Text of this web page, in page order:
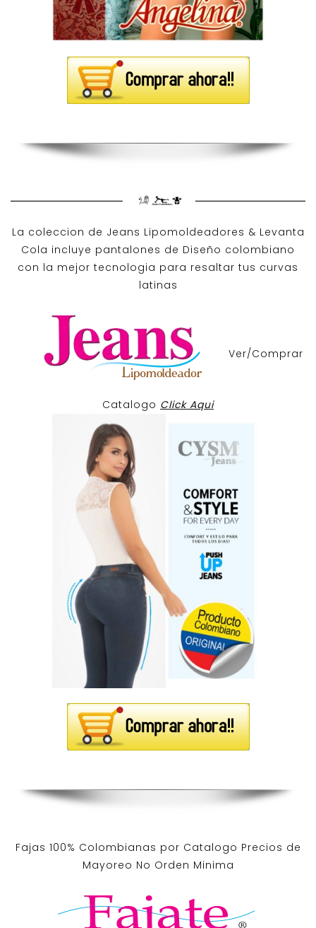
La coleccion de Jeans Lipomoldeadores & Levanta
Cola incluye pantalones de Diseño colombiano
con la mejor tecnologia para resaltar tus curvas
latinas
Ver/Comprar
Catalogo Click Aqui
Fajas 100% Colombianas por Catalogo Precios de
Mayoreo No Orden Minima